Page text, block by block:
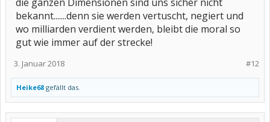
bekannt.......denn sie werden vertuscht, negiert und
wo milliarden verdient werden, bleibt die moral so
gut wie immer auf der strecke!
#12
3. Januar 2018
Heike68 gefällt das.